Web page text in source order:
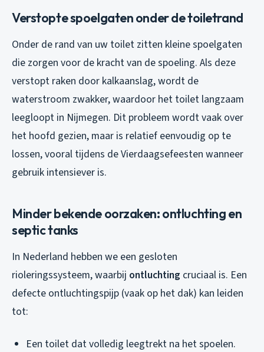
Verstopte spoelgaten onder de toiletrand
Onder de rand van uw toilet zitten kleine spoelgaten
die zorgen voor de kracht van de spoeling. Als deze
verstopt raken door kalkaanslag, wordt de
waterstroom zwakker, waardoor het toilet langzaam
leegloopt in Nijmegen. Dit probleem wordt vaak over
het hoofd gezien, maar is relatief eenvoudig op te
lossen, vooral tijdens de Vierdaagsefeesten wanneer
gebruik intensiever is.
Minder bekende oorzaken: ontluchting en
septic tanks
In Nederland hebben we een gesloten
rioleringssysteem, waarbij ontluchting cruciaal is. Een
defecte ontluchtingspijp (vaak op het dak) kan leiden
tot:
Een toilet dat volledig leegtrekt na het spoelen.